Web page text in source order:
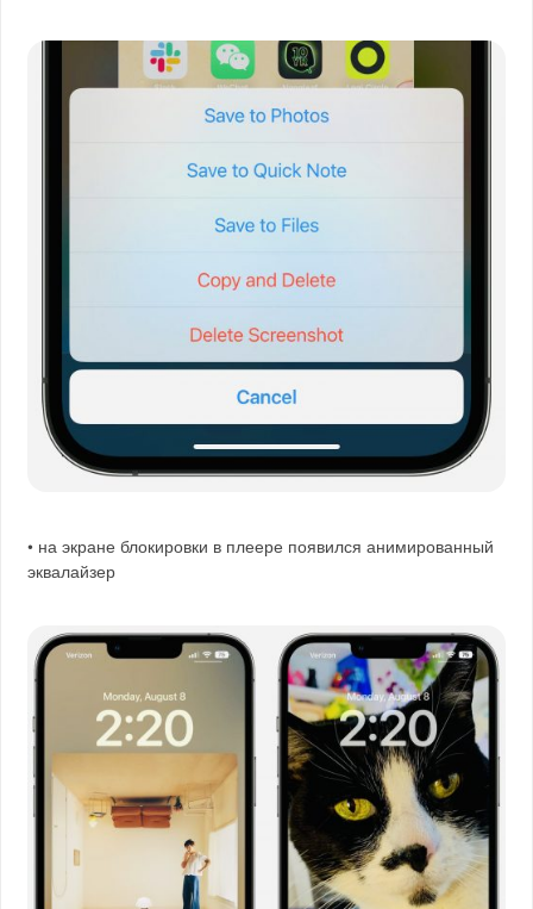
• на экране блокировки в плеере появился анимированный
эквалайзер